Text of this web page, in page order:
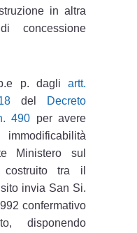
in altra
concessione
p. dagli artt.
del
Decreto
490 per avere
Ministero sul
tra il
invia San Si.
confermativo
disponendo